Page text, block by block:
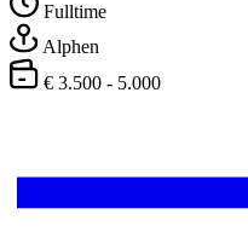
Fulltime
Alphen
€ 3.500 - 5.000